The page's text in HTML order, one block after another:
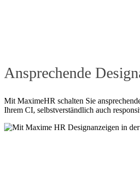
Ansprechende
Mit MaximeHR schalten Sie
Ihrem CI, selbstverständlich auch